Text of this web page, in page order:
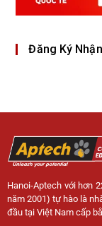
Đăng Ký
Hanoi-Aptech với hơn
năm 2001) tự hào là
đầu tại Việt Nam cấp